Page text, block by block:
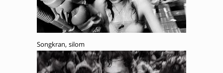
Songkran, silom